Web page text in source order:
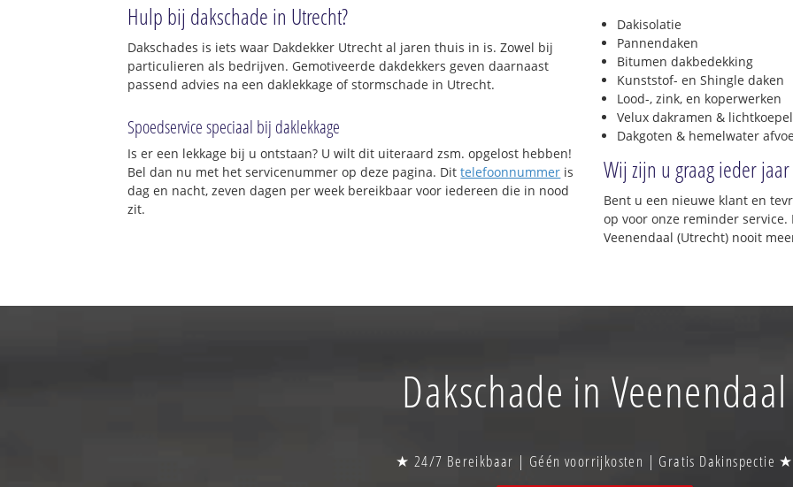
Hulp bij dakschade in Utrecht?
Dakschades is iets waar Dakdekker Utrecht al jaren thuis in is. Zowel bij
particulieren als bedrijven. Gemotiveerde dakdekkers geven daarnaast
passend advies na een daklekkage of stormschade in Utrecht.
Spoedservice speciaal bij daklekkage
Is er een lekkage bij u ontstaan? U wilt dit uiteraard zsm. opgelost hebben!
Bel dan nu met het servicenummer op deze pagina. Dittelefoonnummer is
dag en nacht, zeven dagen per week bereikbaar voor iedereen die in nood
zit.
Dakisolatie
Pannendaken
Bitumen dakbedekking
Kunststof- en Shingle daken
Lood-, zink, en koperwerken
Velux dakramen &
Dakgoten & hemelwater
Wij zijn u graag ieder
Bent u een nieuwe klant en
op voor onze reminder
Veenendaal (Utrecht) nooit
Dakschade in Veenendaal
★ 24/7 Bereikbaar | Géén voorrijkosten | Gratis Dakinspectie ★